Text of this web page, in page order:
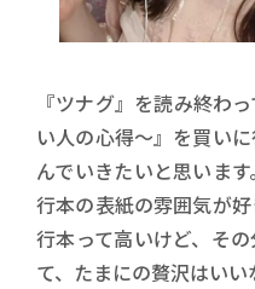
『ツナグ』を読み終わ
い人の心得～』を買い
んでいきたいと思いま
行本の表紙の雰囲気が
行本って高いけど、そ
て、たまにの贅沢はいい